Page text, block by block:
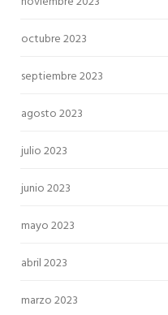
octubre 2023
septiembre 2023
agosto 2023
julio 2023
junio 2023
mayo 2023
abril 2023
marzo 2023